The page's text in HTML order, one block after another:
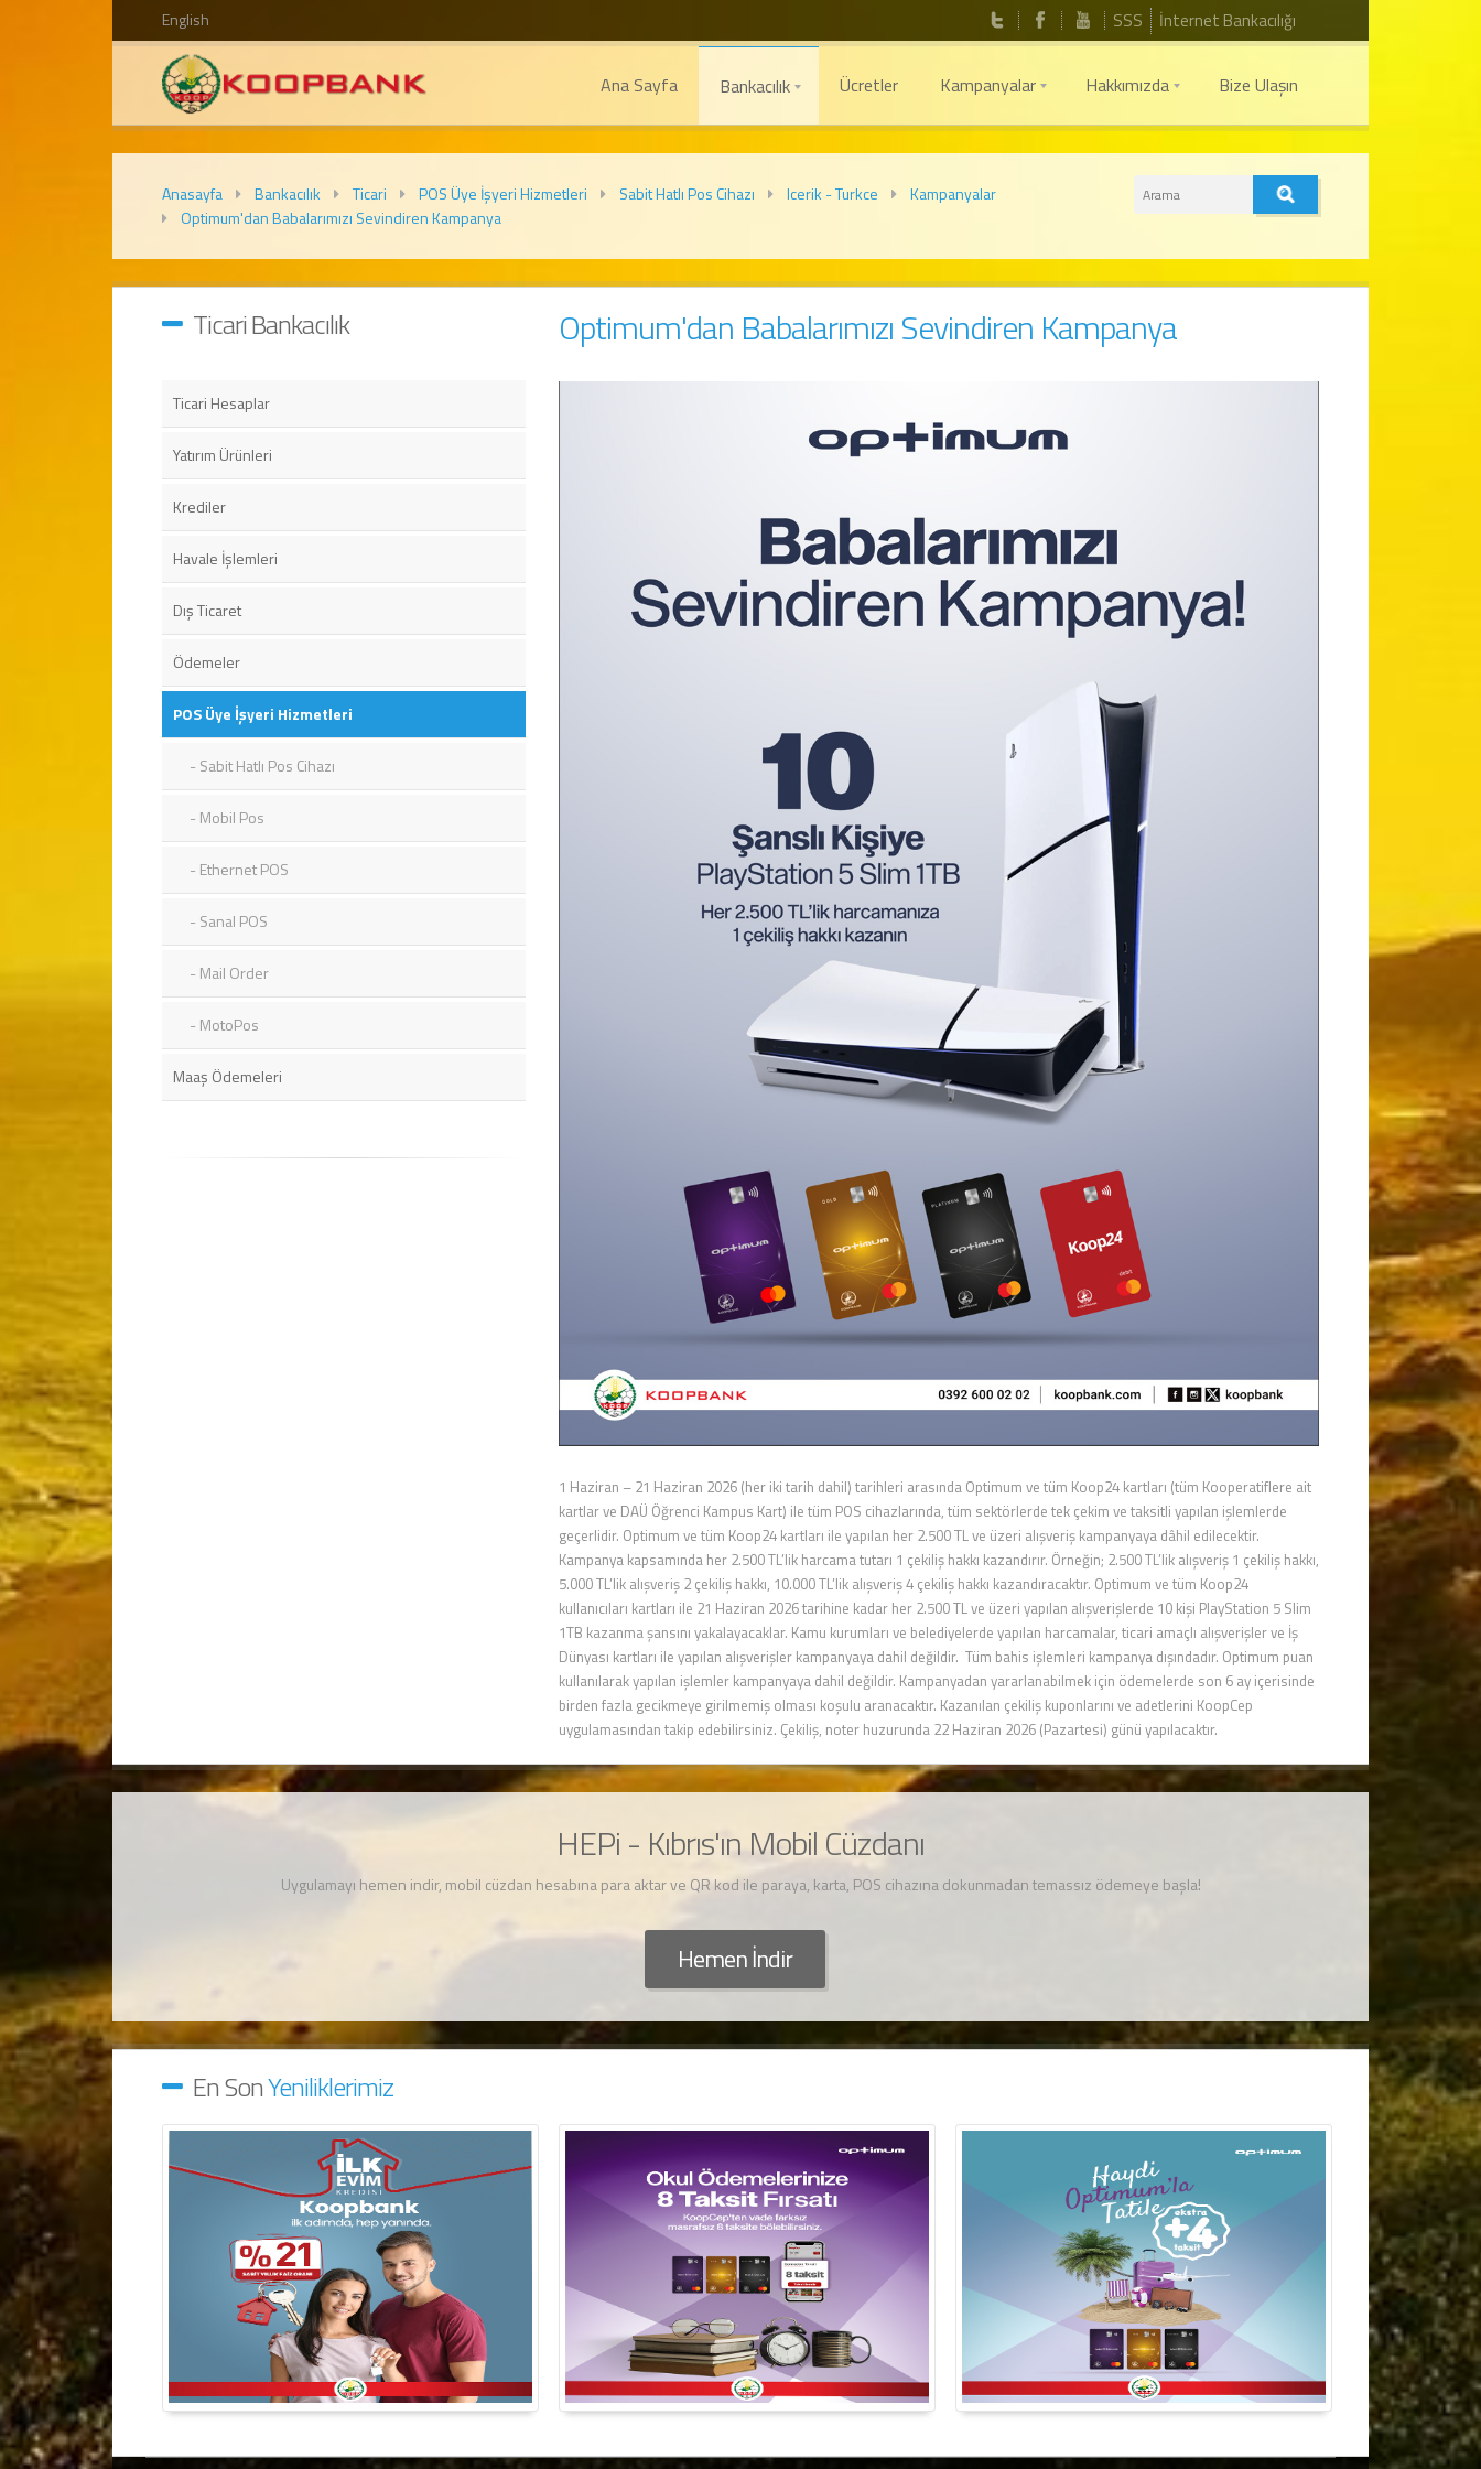
English SSS İnternet Bankacılığı
Ana Sayfa Bankacılık Ücretler Kampanyalar Hakkımızda Bize Ulaşın
Anasayfa Bankacılık Ticari POS Üye İşyeri Hizmetleri Sabit Hatlı Pos Cihazı Icerik - Turkce
Kampanyalar
Optimum'dan Babalarımızı Sevindiren Kampanya
Ticari Bankacılık
Ticari Hesaplar
Yatırım Ürünleri
Krediler
Havale İşlemleri
Dış Ticaret
Ödemeler
POS Üye İşyeri Hizmetleri
Sabit Hatlı Pos Cihazı
Mobil Pos
Ethernet POS
Sanal POS
Mail Order
MotoPos
Maaş Ödemeleri
Optimum'dan Babalarımızı Sevindiren Kampanya
1 Haziran – 21 Haziran 2026 (her iki tarih dahil) tarihleri arasında Optimum ve tüm Koop24 kartları (tüm Kooperatiflere ait
kartlar ve DAÜ Öğrenci Kampus Kart) ile tüm POS cihazlarında, tüm sektörlerde tek çekim ve taksitli yapılan işlemlerde
geçerlidir. Optimum ve tüm Koop24 kartları ile yapılan her 2.500 TL ve üzeri alışveriş kampanyaya dâhil edilecektir.
Kampanya kapsamında her 2.500 TL’lik harcama tutarı 1 çekiliş hakkı kazandırır. Örneğin; 2.500 TL’lik alışveriş 1 çekiliş hakkı,
5.000 TL’lik alışveriş 2 çekiliş hakkı, 10.000 TL’lik alışveriş 4 çekiliş hakkı kazandıracaktır. Optimum ve tüm Koop24
kullanıcıları kartları ile 21 Haziran 2026 tarihine kadar her 2.500 TL ve üzeri yapılan alışverişlerde 10 kişi PlayStation 5 Slim
1TB kazanma şansını yakalayacaklar. Kamu kurumları ve belediyelerde yapılan harcamalar, ticari amaçlı alışverişler ve İş
Dünyası kartları ile yapılan alışverişler kampanyaya dahil değildir. Tüm bahis işlemleri kampanya dışındadır. Optimum puan
kullanılarak yapılan işlemler kampanyaya dahil değildir. Kampanyadan yararlanabilmek için ödemelerde son 6 ay içerisinde
birden fazla gecikmeye girilmemiş olması koşulu aranacaktır. Kazanılan çekiliş kuponlarını ve adetlerini KoopCep
uygulamasından takip edebilirsiniz. Çekiliş, noter huzurunda 22 Haziran 2026 (Pazartesi) günü yapılacaktır.
HEPi - Kıbrıs'ın Mobil Cüzdanı
Uygulamayı hemen indir, mobil cüzdan hesabına para aktar ve QR kod ile paraya, karta, POS cihazına dokunmadan temassız ödemeye başla!
Hemen İndir
En SonYeniliklerimiz